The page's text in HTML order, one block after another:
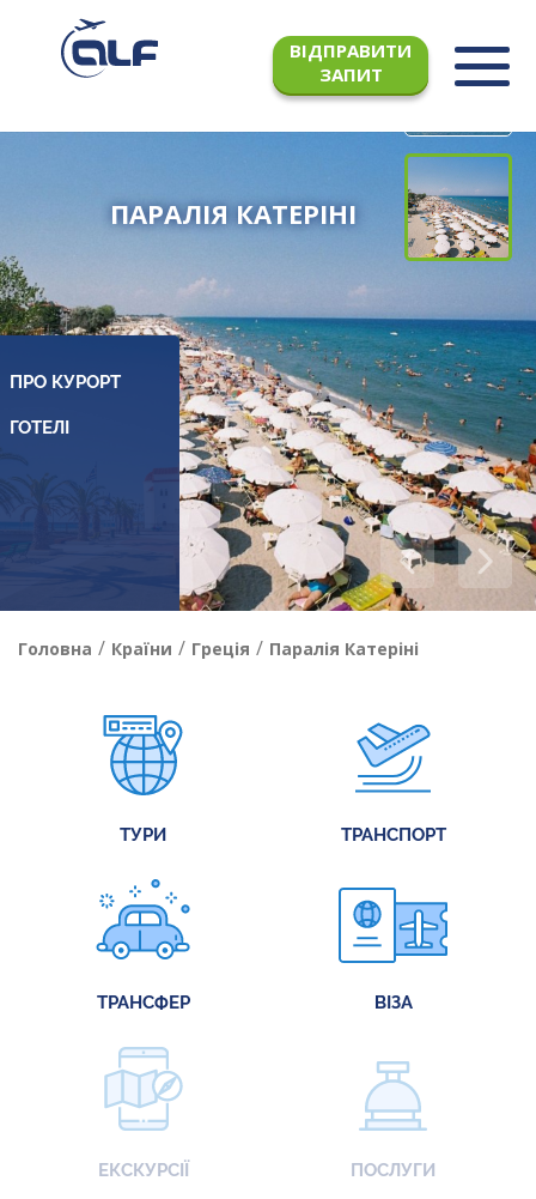
ВІДПРАВИТИ
ЗАПИТ
ПАРАЛІЯ КАТЕРІНІ
ПРО КУРОРТ
Головна / Країни / Греція / Паралія Катеріні
ТУРИ ТРАНСПОРТ
ТРАНСФЕР ВІЗА
ЕКСКУРСІЇ ПОСЛУГИ